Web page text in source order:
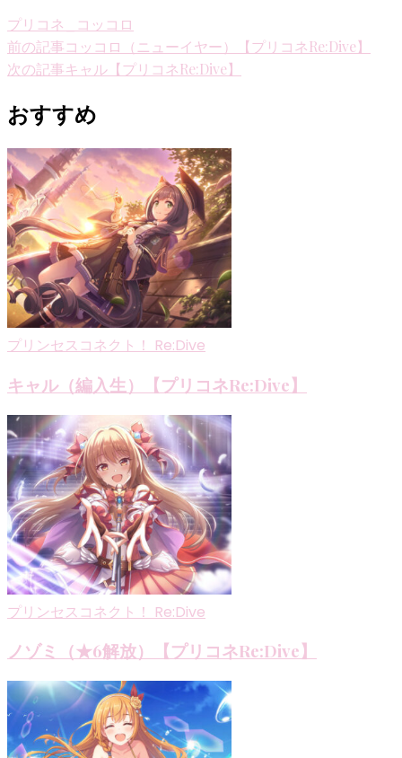
プリコネ_コッコロ
投
稿
ナ
ビ
ゲ
ー
シ
ョ
ン
前の記事コッコロ（ニューイヤー）【プリコネRe:Dive】
次の記事キャル【プリコネRe:Dive】
おすすめ
プリンセスコネクト！ Re:Dive
キャル（編入生）【プリコネRe:Dive】
プリンセスコネクト！ Re:Dive
ノゾミ（★6解放）【プリコネRe:Dive】